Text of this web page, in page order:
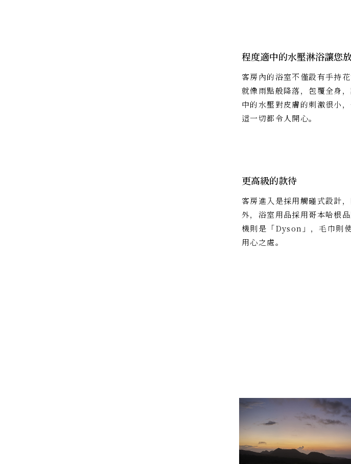
程度適中的水壓淋浴讓您
客房內的浴室不僅設有手持
就像雨點般降落，包覆全身
中的水壓對皮膚的刺激很小
這一切都令人開心。
更高級的款待
客房進入是採用觸碰式設計
外，浴室用品採用哥本哈根
機則是「Dyson」，毛巾則
用心之處。